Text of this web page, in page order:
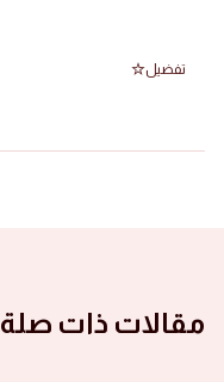
تفضيل
مقالات ذات صلة